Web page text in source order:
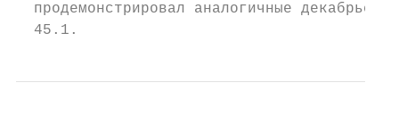
продемонстрировал аналогичные
45.1.